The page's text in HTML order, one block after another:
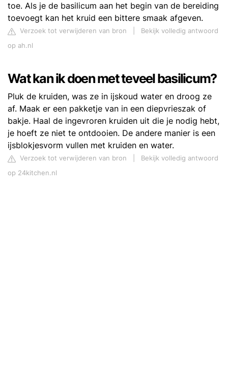
toe. Als je de basilicum aan het begin van de bereiding
toevoegt kan het kruid een bittere smaak afgeven.
Verzoek tot verwijderen van bron
Bekijk volledig antwoord
op ah.nl
Wat kan ik doen met teveel basilicum?
Pluk de kruiden, was ze in ijskoud water en droog ze
af. Maak er een pakketje van in een diepvrieszak of
bakje. Haal de ingevroren kruiden uit die je nodig hebt,
je hoeft ze niet te ontdooien. De andere manier is een
ijsblokjesvorm vullen met kruiden en water.
Verzoek tot verwijderen van bron
Bekijk volledig antwoord
op 24kitchen.nl